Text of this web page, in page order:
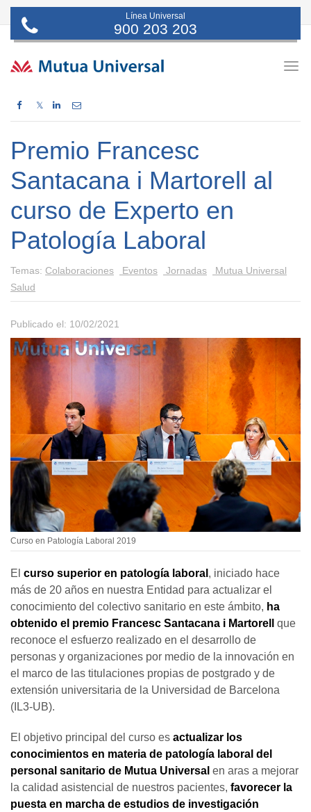
Línea Universal
900 203 203
𝕏
Premio Francesc
Santacana i Martorell al
curso de Experto en
Patología Laboral
Temas: Colaboraciones Eventos Jornadas
Mutua Universal
Salud
Publicado el: 10/02/2021
Curso en Patología Laboral 2019
El curso superior en patología laboral , iniciado hace
más de 20 años en nuestra Entidad para actualizar el
conocimiento del colectivo sanitario en este ámbito, ha
obtenido el premio Francesc Santacana i Martorell
que
reconoce el esfuerzo realizado en el desarrollo de
personas y organizaciones por medio de la innovación en
el marco de las titulaciones propias de postgrado y de
extensión universitaria de la Universidad de Barcelona
(IL3-UB).
El objetivo principal del curso es actualizar los
conocimientos en materia de patología laboral del
personal sanitario de Mutua Universal en aras a mejorar
la calidad asistencial de nuestros pacientes, favorecer la
puesta en marcha de estudios de investigación